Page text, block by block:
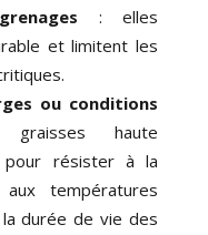
: elles
et limitent les
ou conditions
haute
pour résister à la
températures
durée de vie des